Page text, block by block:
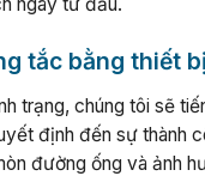
tắc bằng thiết
trạng, chúng tôi sẽ
định đến sự thành
đường ống và ảnh